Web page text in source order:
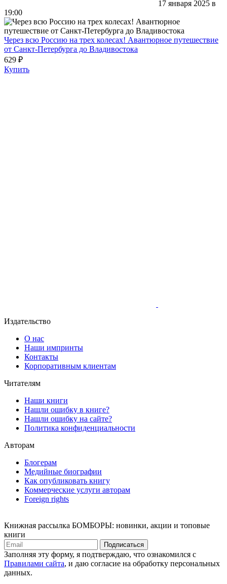
17 января 2025 в
19:00
Через всю Россию на трех колесах! Авантюрное путешествие
от Санкт-Петербурга до Владивостока
629 ₽
Купить
Издательство
О нас
Наши импринты
Контакты
Корпоративным клиентам
Читателям
Наши книги
Нашли ошибку в книге?
Нашли ошибку на сайте?
Политика конфиденциальности
Авторам
Блогерам
Медийные биографии
Как опубликовать книгу
Коммерческие услуги авторам
Foreign rights
Книжная рассылка БОМБОРЫ: новинки, акции и топовые
книги
Подписаться
Заполняя эту форму, я подтверждаю, что ознакомился с
Правилами сайта, и даю согласие на обработку персональных
данных.